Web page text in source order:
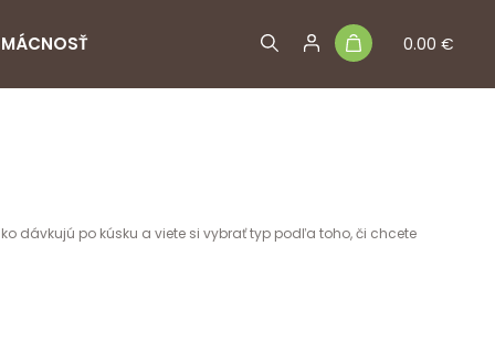
0.00 €
dávkujú po kúsku a viete si vybrať typ podľa toho, či chcete